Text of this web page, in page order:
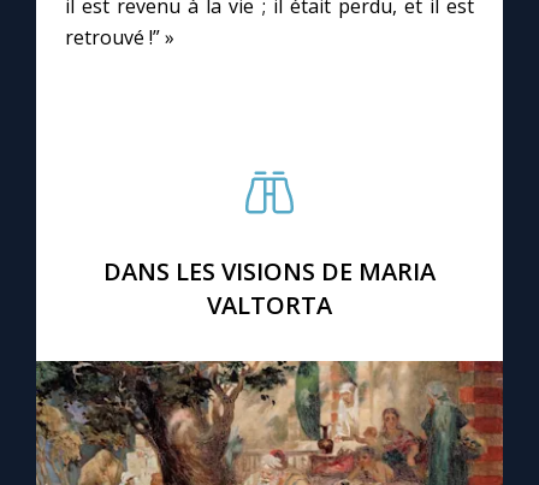
il est revenu à la vie ; il était perdu, et il est
retrouvé !” »
DANS LES VISIONS DE MARIA
VALTORTA